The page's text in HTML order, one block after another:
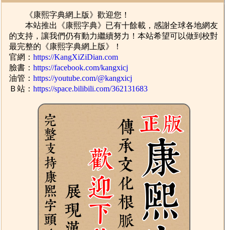
《康熙字典網上版》歡迎您！
本站推出《康熙字典》已有十餘載，感謝全球各地網友
的支持，讓我們仍有動力繼續努力！本站希望可以做到校對
最完整的《康熙字典網上版》！
官網：https://KangXiZiDian.com
臉書：https://facebook.com/kangxicj
油管：https://youtube.com/@kangxicj
Ｂ站：https://space.bilibili.com/362131683